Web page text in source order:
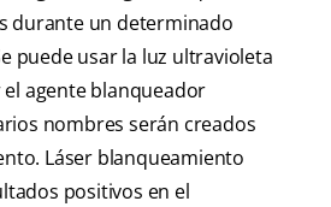
durante un determinado
puede usar la luz ultravioleta
agente blanqueador
nombres serán creados
Láser blanqueamiento
positivos en el